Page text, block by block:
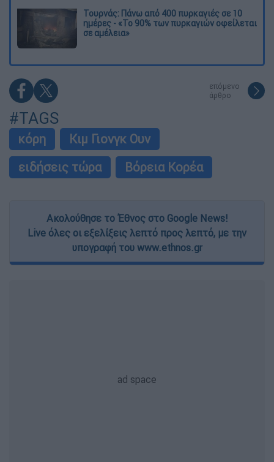
Τουρνάς: Πάνω από 400 πυρκαγιές σε 10
ημέρες - «Το 90% των πυρκαγιών οφείλεται
σε αμέλεια»
επόμενο
άρθρο
#TAGS
κόρη
Κιμ Γιονγκ Ουν
ειδήσεις τώρα
Βόρεια Κορέα
Ακολούθησε το Έθνος στο Google News!
Live όλες οι εξελίξεις λεπτό προς λεπτό, με την
υπογραφή του www.ethnos.gr